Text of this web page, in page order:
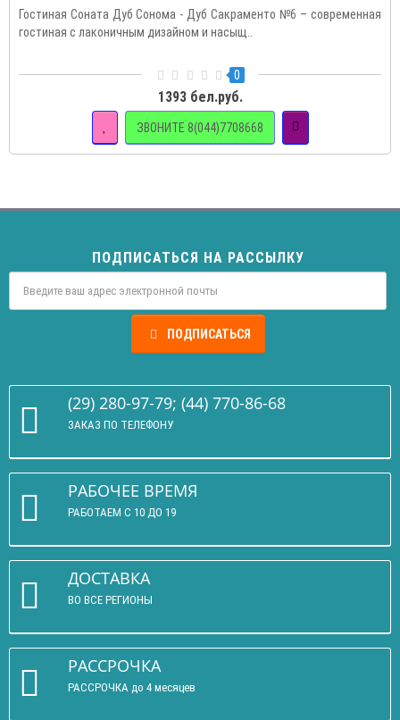
Гостиная Соната Дуб Сонома - Дуб Сакраменто №6 – современная
гостиная с лаконичным дизайном и насыщ..
0
1393 бел.руб.
ЗВОНИТЕ 8(044)7708668
ПОДПИСАТЬСЯ НА РАССЫЛКУ
ПОДПИСАТЬСЯ
(29) 280-97-79; (44) 770-86-68
ЗАКАЗ ПО ТЕЛЕФОНУ
РАБОЧЕЕ ВРЕМЯ
РАБОТАЕМ С 10 ДО 19
ДОСТАВКА
ВО ВСЕ РЕГИОНЫ
РАССРОЧКА
РАССРОЧКА до 4 месяцев